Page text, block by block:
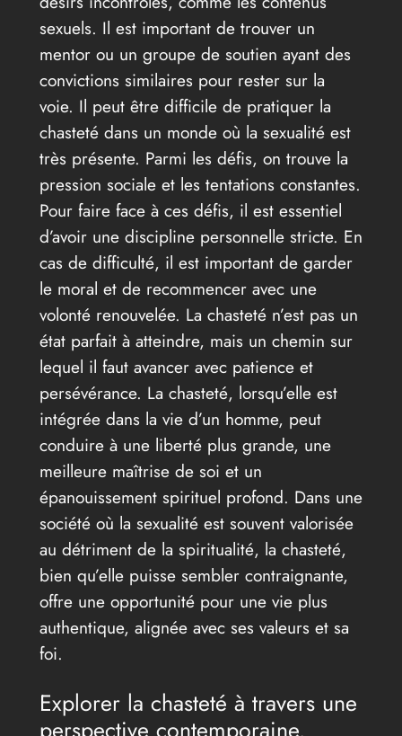
sexuels. Il est important de trouver un
mentor ou un groupe de soutien ayant des
convictions similaires pour rester sur la
voie. Il peut être difficile de pratiquer la
chasteté dans un monde où la sexualité est
très présente. Parmi les défis, on trouve la
pression sociale et les tentations constantes.
Pour faire face à ces défis, il est essentiel
d’avoir une discipline personnelle stricte. En
cas de difficulté, il est important de garder
le moral et de recommencer avec une
volonté renouvelée. La chasteté n’est pas un
état parfait à atteindre, mais un chemin sur
lequel il faut avancer avec patience et
persévérance. La chasteté, lorsqu’elle est
intégrée dans la vie d’un homme, peut
conduire à une liberté plus grande, une
meilleure maîtrise de soi et un
épanouissement spirituel profond. Dans une
société où la sexualité est souvent valorisée
au détriment de la spiritualité, la chasteté,
bien qu’elle puisse sembler contraignante,
offre une opportunité pour une vie plus
authentique, alignée avec ses valeurs et sa
foi.
Explorer la chasteté à travers une
perspective contemporaine.